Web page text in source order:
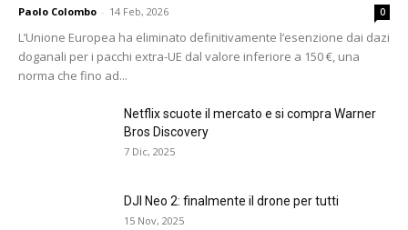
Paolo Colombo - 14 Feb, 2026 0
L’Unione Europea ha eliminato definitivamente l’esenzione dai dazi
doganali per i pacchi extra-UE dal valore inferiore a 150 €, una
norma che fino ad...
Netflix scuote il mercato e si compra Warner
Bros Discovery
7 Dic, 2025
DJI Neo 2: finalmente il drone per tutti
15 Nov, 2025